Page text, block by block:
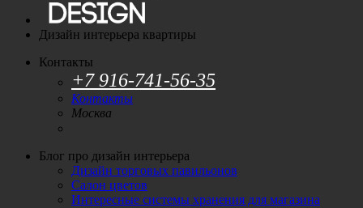
Дизайн интерьера квартиры
Контакты
+7 916-741-56-35
Контакты
Москва
Блог про дизайн интерьера
Дизайн торговых павильонов
Салон цветов
Интересные системы хранения для магазина